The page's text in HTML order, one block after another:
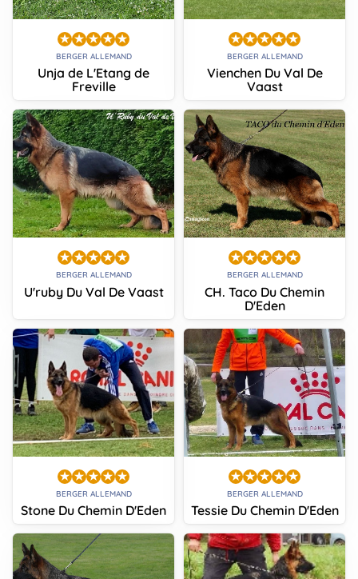
BERGER ALLEMAND
Unja de L'Etang de
Freville
BERGER ALLEMAND
Vienchen Du Val De
Vaast
BERGER ALLEMAND
U'ruby Du Val De Vaast
BERGER ALLEMAND
CH. Taco Du Chemin
D'Eden
BERGER ALLEMAND
Stone Du Chemin D'Eden
BERGER ALLEMAND
Tessie Du Chemin D'Eden